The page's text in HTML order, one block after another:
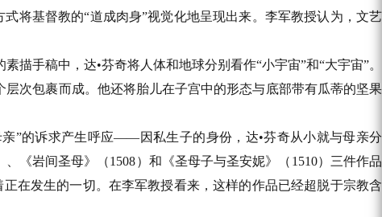
将基督教的“道成肉身”视觉化地呈现出来。李军教授认为，文艺
描手稿中，达•芬奇将人体和地球分别看作“小宇宙”和“大宇宙”。
次包裹而成。他还将胎儿在子宫中的形态与底部带有瓜蒂的坚果
”的诉求产生呼应——因私生子的身份，达•芬奇从小就与母亲分
《岩间圣母》（1508）和《圣母子与圣安妮》（1510）三件作品
在发生的一切。在李军教授看来，这样的作品已经超脱于宗教含